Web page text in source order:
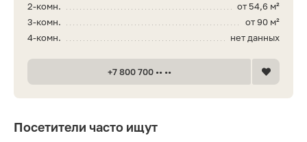
Посетители часто ищут
от 54,6 м²
2-комн.
от 90 м²
3-комн.
нет данных
4-комн.
+7 800 700 •• ••